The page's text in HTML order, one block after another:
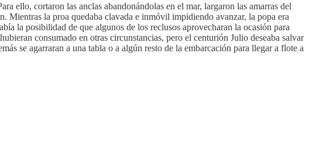
ello, cortaron las anclas abandonándolas en el mar, largaron las amarras del
Mientras la proa quedaba clavada e inmóvil impidiendo avanzar, la popa era
la posibilidad de que algunos de los reclusos aprovecharan la ocasión para
consumado en otras circunstancias, pero el centurión Julio deseaba salvar
se agarraran a una tabla o a algún resto de la embarcación para llegar a flote a